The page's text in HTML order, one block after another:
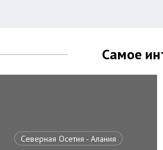
Самое
Северная Осетия - Алания